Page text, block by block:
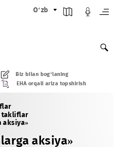
O‘zb
Biz bilan bog‘laning
takliflar
aksiya»